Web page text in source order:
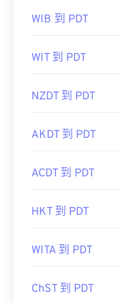
WIB 到 PDT
WIT 到 PDT
NZDT 到 PDT
AKDT 到 PDT
ACDT 到 PDT
HKT 到 PDT
WITA 到 PDT
ChST 到 PDT